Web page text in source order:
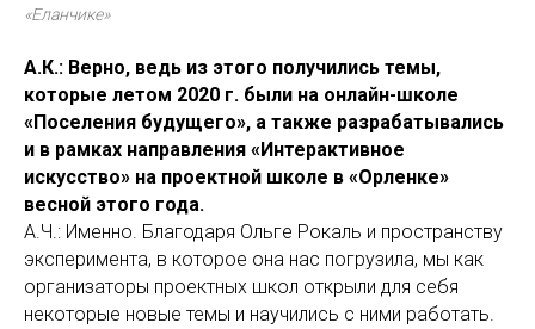
«Еланчике»
А.К.: Верно, ведь из этого получились темы,
которые летом 2020 г. были на онлайн-школе
«Поселения будущего», а также разрабатывались
и в рамках направления «Интерактивное
искусство» на проектной школе в «Орленке»
весной этого года.
А.Ч.: Именно. Благодаря Ольге Рокаль и пространству
эксперимента, в которое она нас погрузила, мы как
организаторы проектных школ открыли для себя
некоторые новые темы и научились с ними работать.